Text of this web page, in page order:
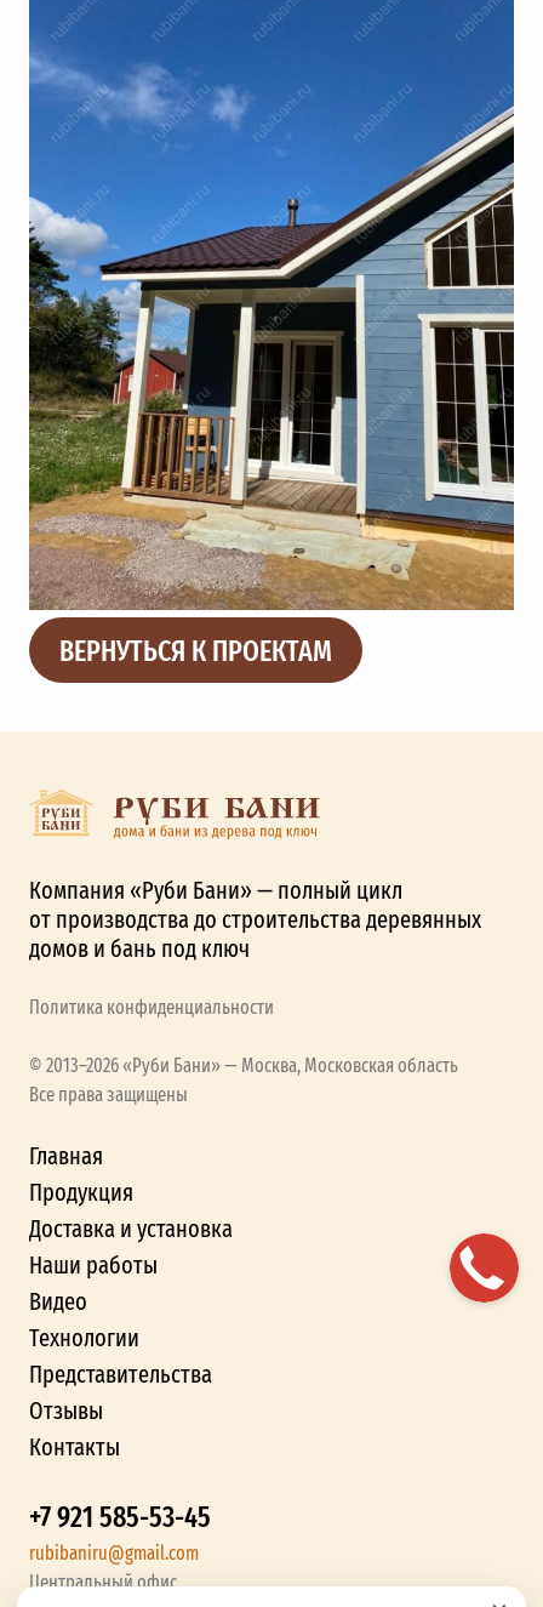
ВЕРНУТЬСЯ К ПРОЕКТАМ
Компания «Руби Бани» — полный цикл
от производства до строительства деревянных
домов и бань под ключ
Политика конфиденциальности
© 2013–2026 «Руби Бани» — Москва, Московская область
Все права защищены
Главная
Продукция
Доставка и установка
Наши работы
Видео
Технологии
Представительства
Отзывы
Контакты
+7 921 585-53-45
rubibaniru@gmail.com
Центральный офис